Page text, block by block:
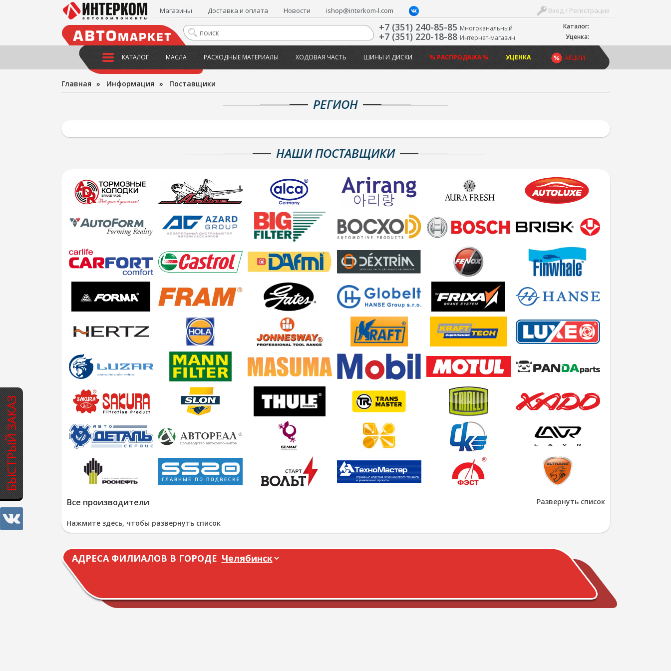
БЫСТРЫЙ ЗАКАЗ
Каталог:
Уценка:
Вход / Регистрация
Магазины Доставка и оплата Новости ishop@interkom-l.com
+7 (351) 240-85-85 Многоканальный
+7 (351) 220-18-88 Интернет-магазин
АКЦИИ
КАТАЛОГ МАСЛА РАСХОДНЫЕ МАТЕРИАЛЫ ХОДОВАЯ ЧАСТЬ ШИНЫ И ДИСКИ % РАСПРОДАЖА % УЦЕНКА
Главная » Информация » Поставщики
РЕГИОН
НАШИ ПОСТАВЩИКИ
Развернуть список
Все производители
Нажмите здесь, чтобы развернуть список
АДРЕСА ФИЛИАЛОВ В ГОРОДЕ